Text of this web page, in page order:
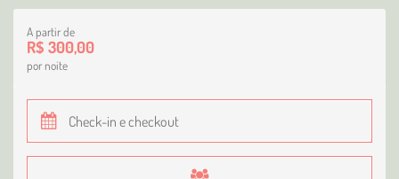
A partir de
R$ 300,00
por noite